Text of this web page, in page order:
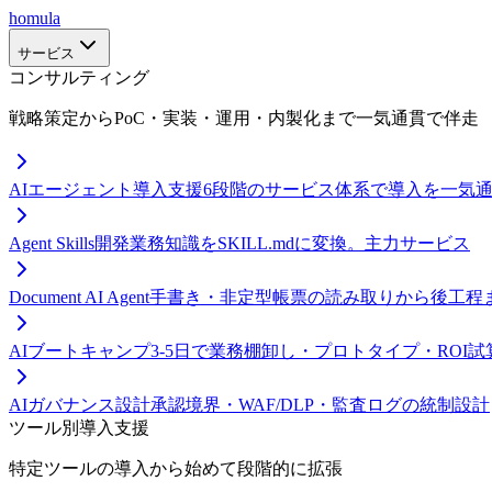
homula
サービス
コンサルティング
戦略策定からPoC・実装・運用・内製化まで一気通貫で伴走
AIエージェント導入支援6段階のサービス体系で導入を一気
Agent Skills開発業務知識をSKILL.mdに変換。主力サービス
Document AI Agent手書き・非定型帳票の読み取りから後工程
AIブートキャンプ3-5日で業務棚卸し・プロトタイプ・ROI試
AIガバナンス設計承認境界・WAF/DLP・監査ログの統制設計
ツール別導入支援
特定ツールの導入から始めて段階的に拡張